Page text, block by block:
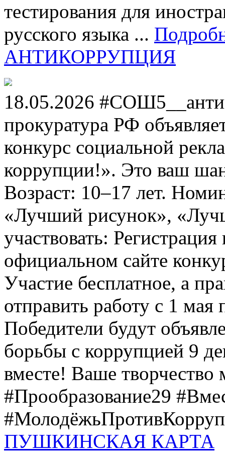
тестирования для
русского языка ...
АНТИКОРРУПЦИЯ
18.05.2026
прокуратура РФ
конкурс социальной
коррупции!». Это ваш
Возраст: 10–17 лет.
«Лучший рисунок»,
участвовать:
официальном сайте
Участие бесплатное, а
отправить работу с 1 мая
Победители будут
борьбы с коррупцией 9
вместе! Ваше творчество
#Прообразование29
ПУШКИНСКАЯ КАРТА